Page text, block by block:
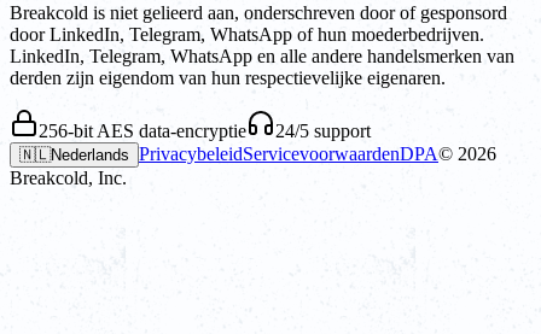
Breakcold is niet gelieerd aan, onderschreven door of gesponsord
door LinkedIn, Telegram, WhatsApp of hun moederbedrijven.
LinkedIn, Telegram, WhatsApp en alle andere handelsmerken van
derden zijn eigendom van hun respectievelijke eigenaren.
256-bit AES data-encryptie 24/5 support
🇳🇱Nederlands PrivacybeleidServicevoorwaardenDPA© 2026
Breakcold, Inc.